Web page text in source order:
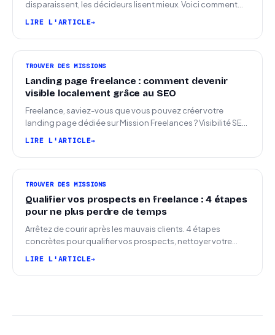
disparaissent, les décideurs lisent mieux. Voici comment
LIRE L'ARTICLE
TROUVER DES MISSIONS
Landing page freelance : comment devenir
visible localement grâce au SEO
Freelance, saviez-vous que vous pouvez créer votre
landing page dédiée sur Mission Freelances ? Visibilité SEO
LIRE L'ARTICLE
TROUVER DES MISSIONS
Qualifier vos prospects en freelance : 4 étapes
pour ne plus perdre de temps
Arrêtez de courir après les mauvais clients. 4 étapes
concrètes pour qualifier vos prospects, nettoyer votre
LIRE L'ARTICLE